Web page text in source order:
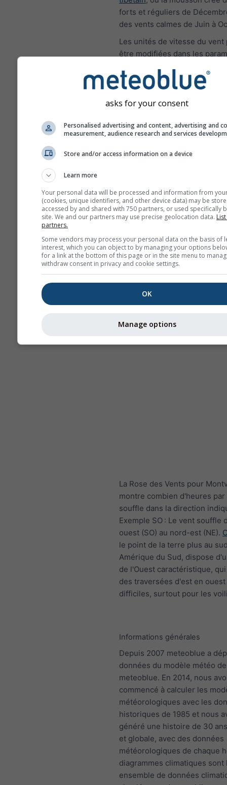
forts et réguliers de
des vents calmes de Juin à
Les unités de vitesse du vent
être modifiées dans les
Rose des vents
La Rose des Vents pour
montre combien d'heures par
souffle dans la direction
Exemple SO : Le vent souffle
ouest (SO) au nord-est (NE).
le point de la terre plus au
Amérique du Sud, dispose
de l'Ouest caractéristique,
des traversées d'est en
difficiles, surtout pour les
Informations générales
Depuis 2007 meteoblue a
données du modèle météo de
meteoblue. En 2014, nous
commencé à calculer les
météorologiques avec les
historiques de 1985 et nous
généré une histoire de 30
et globale, avec des données
météorologiques de chaque
diagrammes climatiques
ensemble de données
asks for your consent
Personalised advertising and content, advertising and
measurement, audience research and services
Store and/or access information on a device
Learn more
Your personal data will be processed and information from
(cookies, unique identifiers, and other device data) may be
accessed by and shared with 750 partners, or used specifically
site. We and our partners may use precise geolocation data.
partners.
Some vendors may process your personal data on the basis of
interest, which you can object to by managing your options
for a link at the bottom of this page or in the site menu to
withdraw consent in privacy and cookie settings.
OK
Manage options